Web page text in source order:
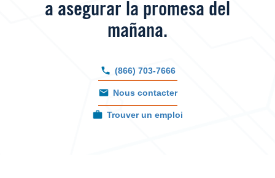
a asegurar la promesa del
mañana.
(866) 703-7666
Nous contacter
Trouver un emploi